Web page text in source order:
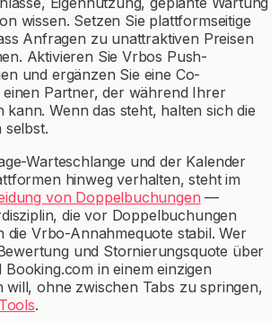
wissen. Setzen Sie plattformseitige
Anfragen zu unattraktiven Preisen
Aktivieren Sie Vrbos Push-
und ergänzen Sie eine Co-
einen Partner, der während Ihrer
kann. Wenn das steht, halten sich die
Warteschlange und der Kalender
hinweg verhalten, steht im
von Doppelbuchungen —
die vor Doppelbuchungen
die Vrbo-Annahmequote stabil. Wer
und Stornierungsquote über
in einem einzigen
will, ohne zwischen Tabs zu springen,
.